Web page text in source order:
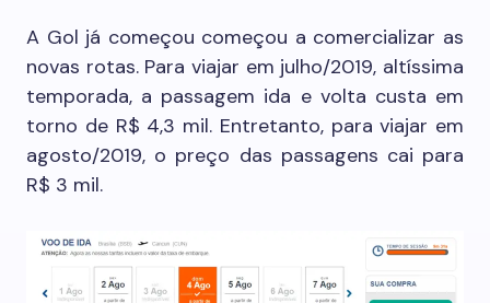
A Gol já começou começou a comercializar as
novas rotas. Para viajar em julho/2019, altíssima
temporada, a passagem ida e volta custa em
torno de R$ 4,3 mil. Entretanto, para viajar em
agosto/2019, o preço das passagens cai para
R$ 3 mil.